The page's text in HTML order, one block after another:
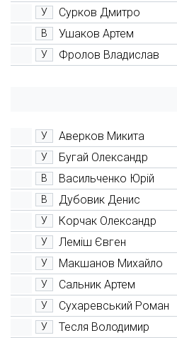
У Сурков Дмитро
В Ушаков Артем
У Фролов Владислав
У Аверков Микита
У Бугай Олександр
В Васильченко Юрій
В Дубовик Денис
У Корчак Олександр
У Леміш Євген
У Макшанов Михайло
У Сальник Артем
У Сухаревський Роман
У Тесля Володимир